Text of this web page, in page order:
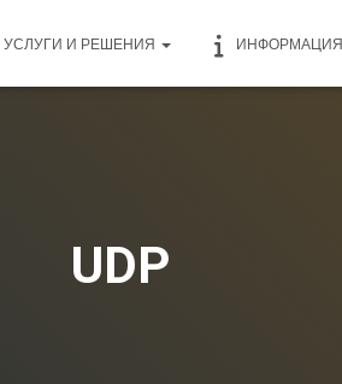
УСЛУГИ И РЕШЕНИЯ ИНФОРМАЦИЯ
UDP